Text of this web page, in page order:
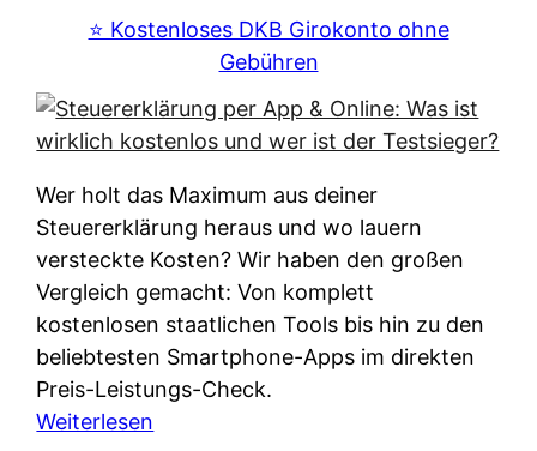
e
u
s
u
n
f
t
e
i
e
g
s
y
t
e
m
M
I
R
:
W
⭐️ Kostenloses DKB Girokonto ohne
Gebühren
Wer holt das Maximum aus deiner
Steuererklärung heraus und wo lauern
versteckte Kosten? Wir haben den großen
Vergleich gemacht: Von komplett
kostenlosen staatlichen Tools bis hin zu den
beliebtesten Smartphone-Apps im direkten
Preis-Leistungs-Check.
Weiterlesen